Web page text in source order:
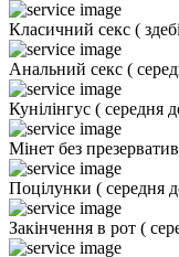
Класичний секс (
Анальний секс (
Кунілінгус ( середня
Мінет без
Поцілунки ( середня
Закінчення в рот (